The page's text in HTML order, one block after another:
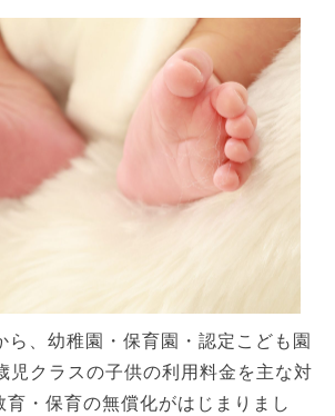
、幼稚園・保育園・認定こども園
児クラスの子供の利用料金を主な対
育・保育の無償化がはじまりまし